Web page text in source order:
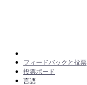
フィードバックと投票
投票ボード
言語